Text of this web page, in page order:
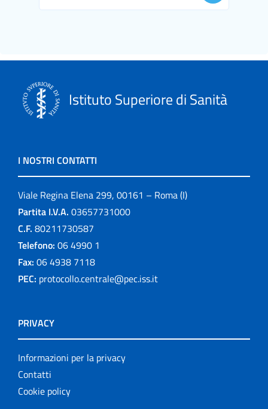
Istituto Superiore di Sanità
I NOSTRI CONTATTI
Viale Regina Elena 299, 00161 – Roma (I)
Partita I.V.A. 03657731000
C.F. 80211730587
Telefono: 06 4990 1
Fax: 06 4938 7118
PEC: protocollo.centrale@pec.iss.it
PRIVACY
Informazioni per la privacy
Contatti
Cookie policy